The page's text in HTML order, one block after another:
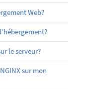
Web?
le serveur?
sur mon